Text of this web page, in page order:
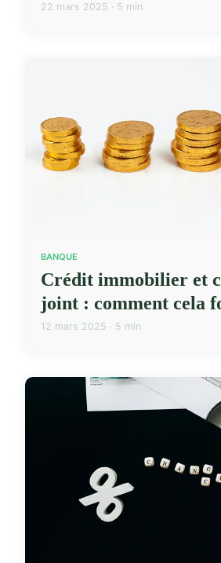
22 mars 2025 · 5 min
BANQUE
Crédit immobilier et
joint : comment cela
12 mars 2025 · 5 min